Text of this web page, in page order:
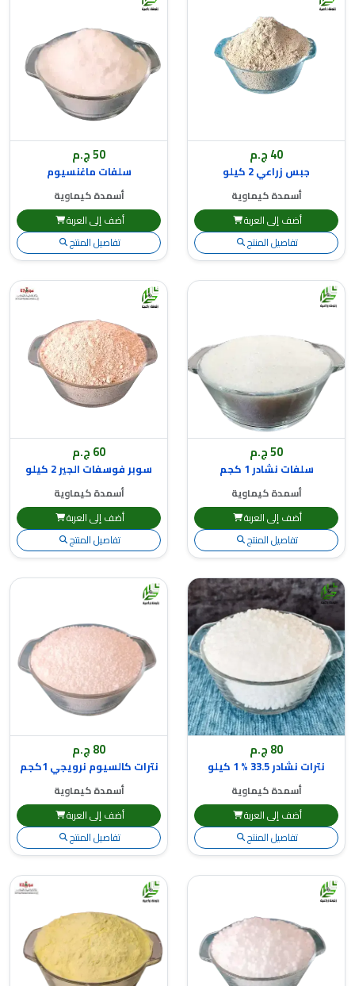
40 ج.م
جبس زراعي 2 كيلو
أسمدة كيماوية
أضف إلى العربة
تفاصيل المنتج
50 ج.م
سلفات ماغنسيوم
أسمدة كيماوية
أضف إلى العربة
تفاصيل المنتج
50 ج.م
سلفات نشادر 1 كجم
أسمدة كيماوية
أضف إلى العربة
تفاصيل المنتج
60 ج.م
سوبر فوسفات الجير 2 كيلو
أسمدة كيماوية
أضف إلى العربة
تفاصيل المنتج
80 ج.م
نترات نشادر 33.5 % 1 كيلو
أسمدة كيماوية
أضف إلى العربة
تفاصيل المنتج
80 ج.م
نترات كالسيوم نرويجي 1كجم
أسمدة كيماوية
أضف إلى العربة
تفاصيل المنتج